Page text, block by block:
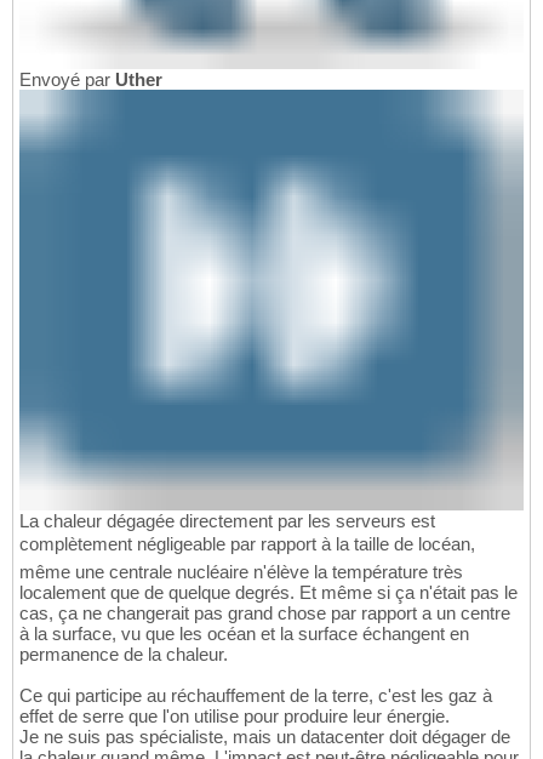
Envoyé par Uther
La chaleur dégagée directement par les serveurs est
complètement négligeable par rapport à la taille de locéan,
même une centrale nucléaire n'élève la température très
localement que de quelque degrés. Et même si ça n'était pas le
cas, ça ne changerait pas grand chose par rapport a un centre
à la surface, vu que les océan et la surface échangent en
permanence de la chaleur.
Ce qui participe au réchauffement de la terre, c'est les gaz à
effet de serre que l'on utilise pour produire leur énergie.
Je ne suis pas spécialiste, mais un datacenter doit dégager de